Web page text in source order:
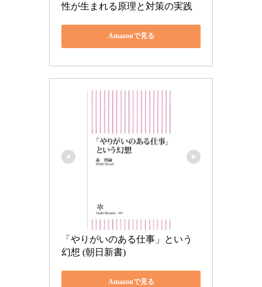
性が生まれる原理と対策の実践
Amazonで見る
「やりがいのある仕事」という
幻想 (朝日新書)
Amazonで見る